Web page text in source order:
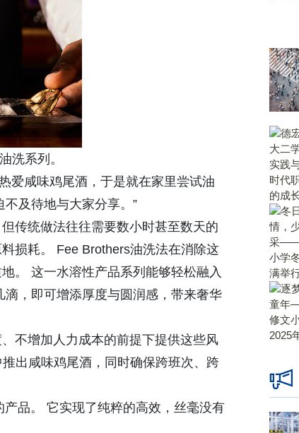
洗系列。
爱咸味鸡尾酒，于是就在家里尝试油
及待地与大家分享。”
传统做法往往需要数小时甚至数天的
损耗。 Fee Brothers油洗法在消除这
。 这一水溶性产品系列能够轻松融入
，即可增添厚度与圆润感，带来奢华
不增加人力成本的前提下提供这些风
出咸味鸡尾酒，同时确保跨班次、跨
品。 它实现了纯粹的高效，丝毫没有